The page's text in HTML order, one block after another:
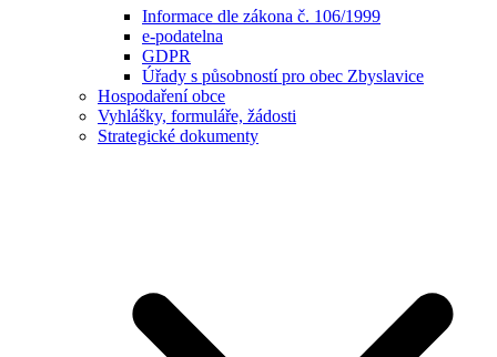
Informace dle zákona č. 106/1999
e-podatelna
GDPR
Úřady s působností pro obec Zbyslavice
Hospodaření obce
Vyhlášky, formuláře, žádosti
Strategické dokumenty